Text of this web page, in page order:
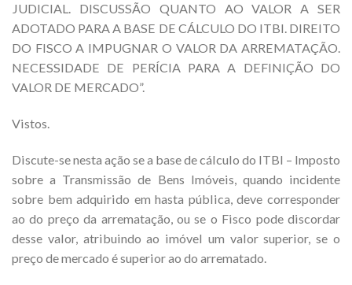
JUDICIAL. DISCUSSÃO QUANTO AO VALOR A SER
ADOTADO PARA A BASE DE CÁLCULO DO ITBI. DIREITO
DO FISCO A IMPUGNAR O VALOR DA ARREMATAÇÃO.
NECESSIDADE DE PERÍCIA PARA A DEFINIÇÃO DO
VALOR DE MERCADO”.
Vistos.
Discute-se nesta ação se a base de cálculo do ITBI – Imposto
sobre a Transmissão de Bens Imóveis, quando incidente
sobre bem adquirido em hasta pública, deve corresponder
ao do preço da arrematação, ou se o Fisco pode discordar
desse valor, atribuindo ao imóvel um valor superior, se o
preço de mercado é superior ao do arrematado.